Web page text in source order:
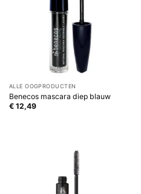
ALLE OOGPRODUCTEN
Benecos mascara diep blauw
€12,49